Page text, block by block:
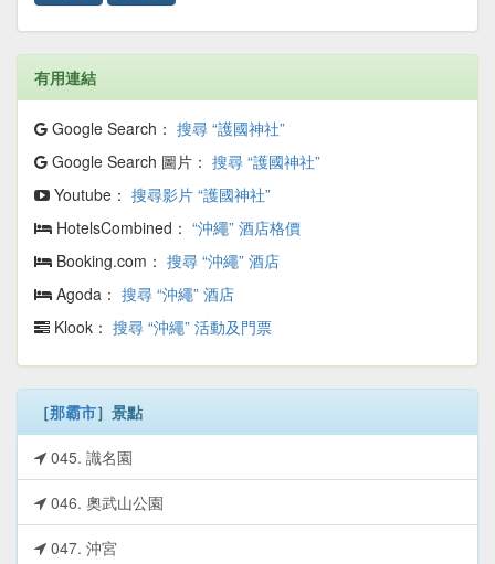
有用連結
Google Search： 搜尋 “護國神社”
Google Search 圖片： 搜尋 “護國神社”
Youtube： 搜尋影片 “護國神社”
HotelsCombined： “沖繩” 酒店格價
Booking.com： 搜尋 “沖繩” 酒店
Agoda： 搜尋 “沖繩” 酒店
Klook： 搜尋 “沖繩” 活動及門票
［那霸市］景點
045. 識名園
046. 奧武山公園
047. 沖宮